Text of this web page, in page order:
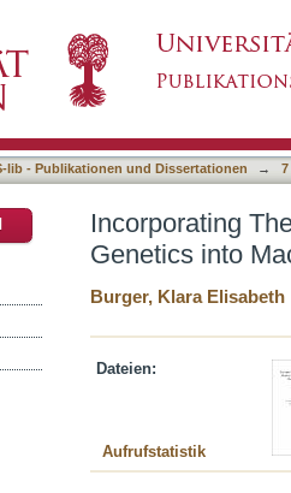
lib - Publikationen und Dissertationen →
Incorporating
Genetics into
Burger, Klara Elisabeth
Dateien:
Aufrufstatistik